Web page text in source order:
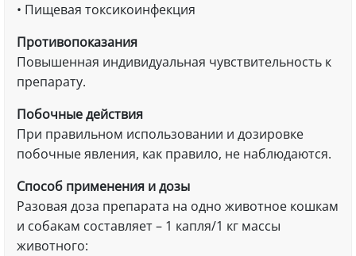
• Пищевая токсикоинфекция
Противопоказания
Повышенная индивидуальная чувствительность к
препарату.
Побочные действия
При правильном использовании и дозировке
побочные явления, как правило, не наблюдаются.
Способ применения и дозы
Разовая доза препарата на одно животное кошкам
и собакам составляет – 1 капля/1 кг массы
животного: